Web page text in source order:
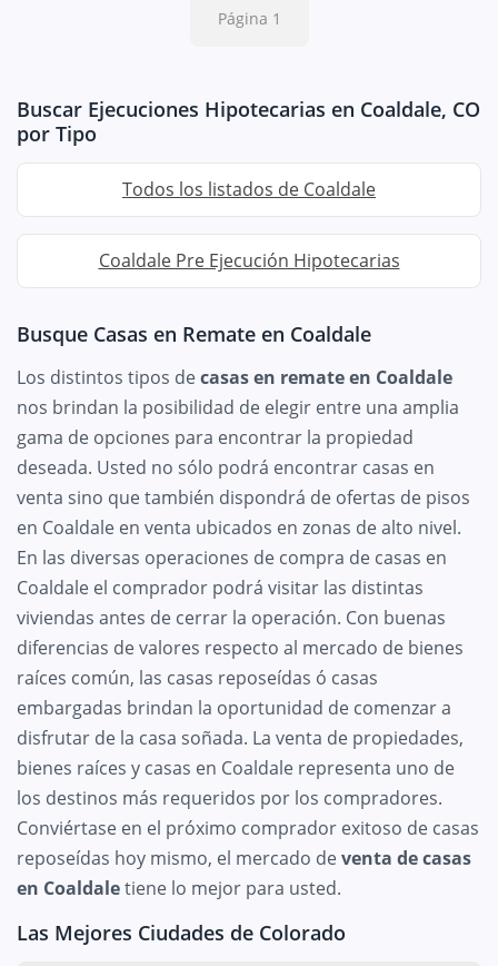
Página 1
Buscar Ejecuciones Hipotecarias en Coaldale, CO
por Tipo
Todos los listados de Coaldale
Coaldale Pre Ejecución Hipotecarias
Busque Casas en Remate en Coaldale
Los distintos tipos decasas en remate en Coaldale
nos brindan la posibilidad de elegir entre una amplia
gama de opciones para encontrar la propiedad
deseada. Usted no sólo podrá encontrar casas en
venta sino que también dispondrá de ofertas de pisos
en Coaldale en venta ubicados en zonas de alto nivel.
En las diversas operaciones de compra de casas en
Coaldale el comprador podrá visitar las distintas
viviendas antes de cerrar la operación. Con buenas
diferencias de valores respecto al mercado de bienes
raíces común, las casas reposeídas ó casas
embargadas brindan la oportunidad de comenzar a
disfrutar de la casa soñada. La venta de propiedades,
bienes raíces y casas en Coaldale representa uno de
los destinos más requeridos por los compradores.
Conviértase en el próximo comprador exitoso de casas
reposeídas hoy mismo, el mercado deventa de casas
en Coaldaletiene lo mejor para usted.
Las Mejores Ciudades de Colorado